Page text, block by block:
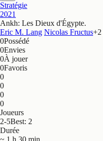
Stratégie
2021
Ankh: Les Dieux d'Égypte.
Eric M. Lang Nicolas Fructus+2
0Possédé
0Envies
0À jouer
0Favoris
0
0
0
0
Joueurs
2-5Best: 2
Durée
~ 1 h 30 min